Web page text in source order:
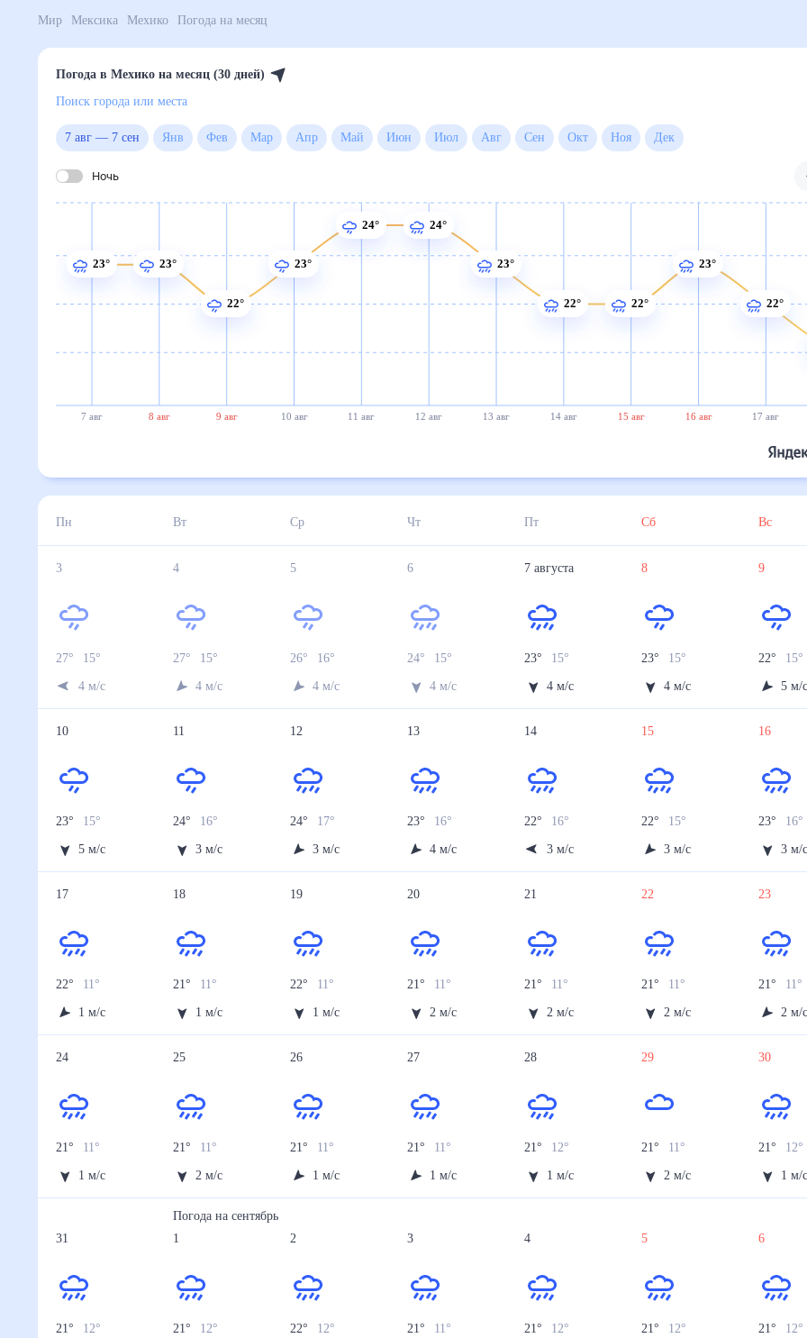
Мир Мексика Мехико Погода на месяц
Погода в Мехико на месяц (30 дней)
Поиск города или места
7 авг—7 сен Янв Фев Мар Апр Май Июн Июл Авг Сен Окт Ноя
Ночь
7 авг 8 авг 9 авг 10 авг 11 авг 12 авг 13 авг 14 авг 15 авг 16 авг 17 авг
23° 23°
22°
23°
24° 24°
23°
22° 22°
23°
22°
Пн Вт Ср Чт Пт Сб Вс
3
27° 15°
4 м/с
4
27° 15°
4 м/с
5
26° 16°
4 м/с
6
24° 15°
4 м/с
7 августа
23° 15°
4 м/с
8
23° 15°
4 м/с
9
22° 15°
5 м/
10
23° 15°
5 м/с
11
24° 16°
3 м/с
12
24° 17°
3 м/с
13
23° 16°
4 м/с
14
22° 16°
3 м/с
15
22° 15°
3 м/с
16
23° 16°
3 м/
17
22° 11°
1 м/с
18
21° 11°
1 м/с
19
22° 11°
1 м/с
20
21° 11°
2 м/с
21
21° 11°
2 м/с
22
21° 11°
2 м/с
23
21° 11°
2 м/
24
21° 11°
1 м/с
25
21° 11°
2 м/с
26
21° 11°
1 м/с
27
21° 11°
1 м/с
28
21° 12°
1 м/с
29
21° 11°
2 м/с
30
21° 12°
1 м/
31
21° 12°
Погода насентябрь
1
21° 12°
2
22° 12°
3
21° 11°
4
21° 12°
5
21° 12°
6
21° 12°